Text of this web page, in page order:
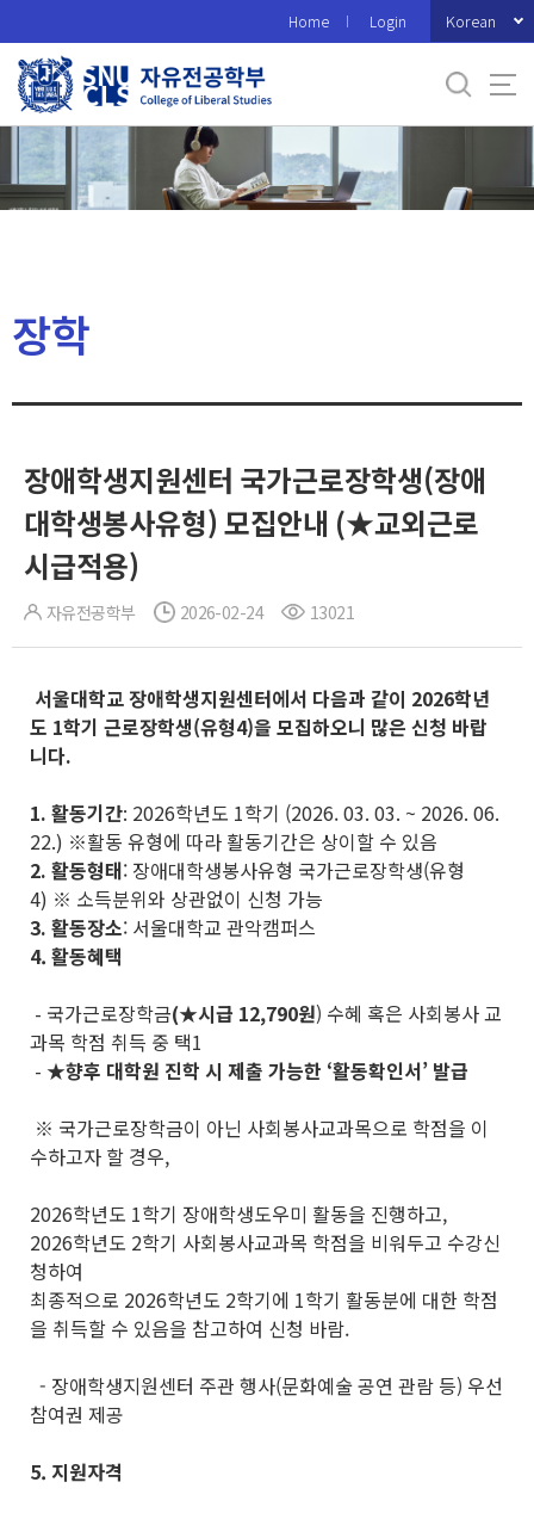
로
메
Home Login Korean
장학
장애학생지원센터 국가근로장학생(장애
대학생봉사유형) 모집안내 (★교외근로
시급적용)
자유전공학부 2026-02-24 13021
서울대학교 장애학생지원센터에서 다음과 같이 2026학년
도 1학기 근로장학생(유형4)을 모집하오니 많은 신청 바랍
니다.
1. 활동기간: 2026학년도 1학기 (2026. 03. 03. ~ 2026. 06.
22.) ※활동 유형에 따라 활동기간은 상이할 수 있음
2. 활동형태: 장애대학생봉사유형 국가근로장학생(유형
4) ※ 소득분위와 상관없이 신청 가능
3. 활동장소: 서울대학교 관악캠퍼스
4. 활동혜택
- 국가근로장학금(★시급 12,790원) 수혜 혹은 사회봉사 교
과목 학점 취득 중 택1
- ★향후 대학원 진학 시 제출 가능한 ‘활동확인서’ 발급
※ 국가근로장학금이 아닌 사회봉사교과목으로 학점을 이
수하고자 할 경우,
2026학년도 1학기 장애학생도우미 활동을 진행하고,
2026학년도 2학기 사회봉사교과목 학점을 비워두고 수강신
청하여
최종적으로 2026학년도 2학기에 1학기 활동분에 대한 학점
을 취득할 수 있음을 참고하여 신청 바람.
- 장애학생지원센터 주관 행사(문화예술 공연 관람 등) 우선
참여권 제공
5. 지원자격